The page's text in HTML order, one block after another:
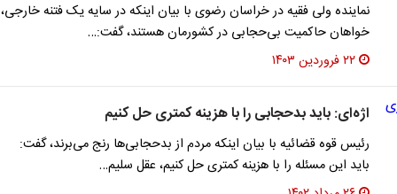
نماینده ولی فقیه در خراسان رضوی با بیان اینکه ‌در سایه یک فتنه خارجی،
خواهان حاکمیت بی‌حجابی در کشورمان هستند، گفت:…
۲۲ فروردین ۱۴۰۳
اژه‌ای: باید بدحجابی‌ را با هزینه کمتری حل کنیم
رئیس قوه قضائیه با بیان اینکه مردم از ‌بدحجابی‌ها رنج می‌برند، گفت:
باید این مسئله را با هزینه کمتری حل کنیم، عقل سلیم…